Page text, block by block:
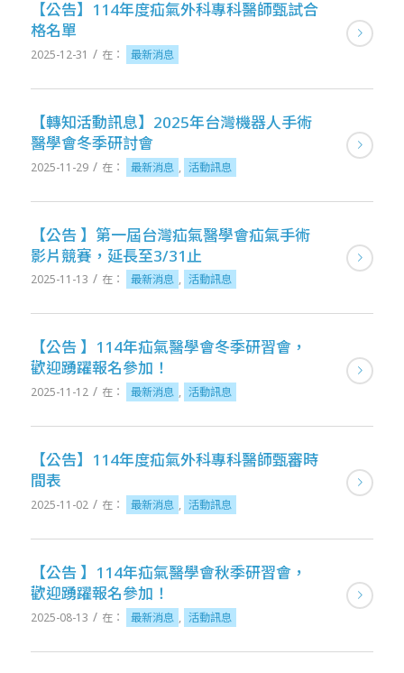
【公告】114年度疝氣外科專科醫師甄試合
格名單
2025-12-31 / 在： 最新消息
【轉知活動訊息】2025年台灣機器人手術
醫學會冬季研討會
2025-11-29 / 在： 最新消息 , 活動訊息
【公告 】第一屆台灣疝氣醫學會疝氣手術
影片競賽，延長至3/31止
2025-11-13 / 在： 最新消息 , 活動訊息
【公告 】114年疝氣醫學會冬季研習會，
歡迎踴躍報名參加！
2025-11-12 / 在： 最新消息 , 活動訊息
【公告】114年度疝氣外科專科醫師甄審時
間表
2025-11-02 / 在： 最新消息 , 活動訊息
【公告 】114年疝氣醫學會秋季研習會，
歡迎踴躍報名參加！
2025-08-13 / 在： 最新消息 , 活動訊息